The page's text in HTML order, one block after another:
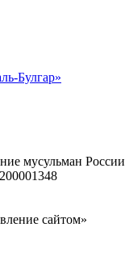
Булгар»
мусульман России
сайтом»